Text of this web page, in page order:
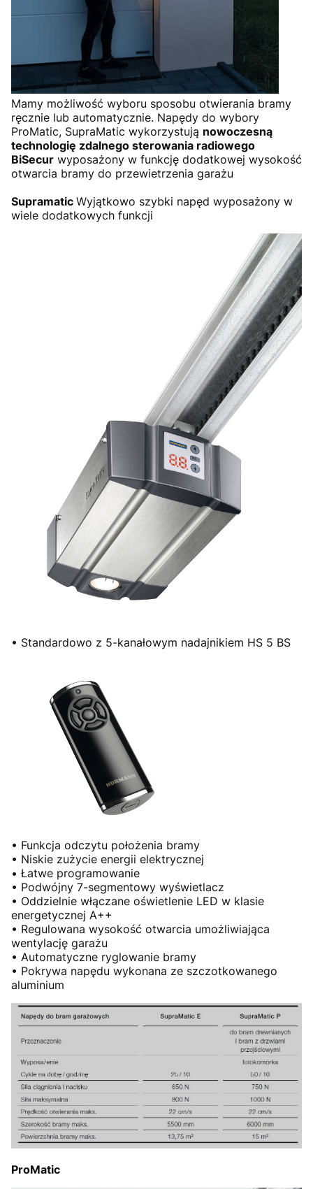
Mamy możliwość wyboru sposobu otwierania bramy
ręcznie lub automatycznie. Napędy do wybory
ProMatic, SupraMatic wykorzystują nowoczesną
technologię zdalnego sterowania radiowego
BiSecur wyposażony w funkcję dodatkowej wysokość
otwarcia bramy do przewietrzenia garażu
Supramatic Wyjątkowo szybki napęd wyposażony w
wiele dodatkowych funkcji
• Standardowo z 5-kanałowym nadajnikiem HS 5 BS
• Funkcja odczytu położenia bramy
• Niskie zużycie energii elektrycznej
• Łatwe programowanie
• Podwójny 7-segmentowy wyświetlacz
• Oddzielnie włączane oświetlenie LED w klasie
energetycznej A++
• Regulowana wysokość otwarcia umożliwiająca
wentylację garażu
• Automatyczne ryglowanie bramy
• Pokrywa napędu wykonana ze szczotkowanego
aluminium
ProMatic